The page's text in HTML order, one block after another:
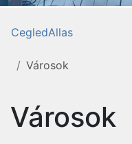
CegledAllas
Városok
Városok